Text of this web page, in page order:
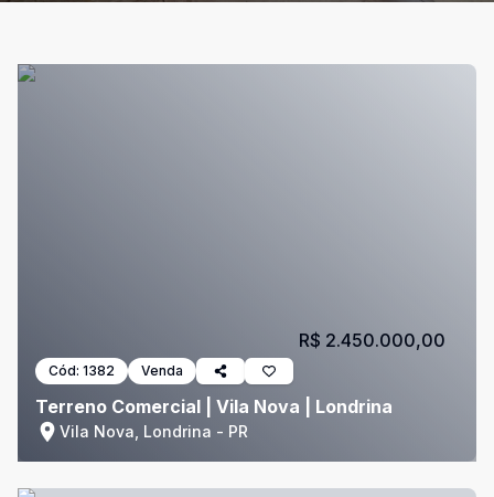
Cód: 1382 Venda
Terreno Comercial | Vila Nova | Londrina
Vila Nova, Londrina - PR
R$ 2.450.000,00